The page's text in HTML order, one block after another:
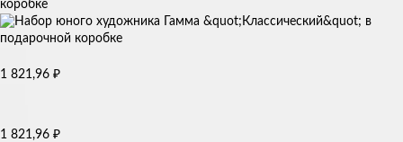
коробке
1 821,96 ₽
1 821,96 ₽